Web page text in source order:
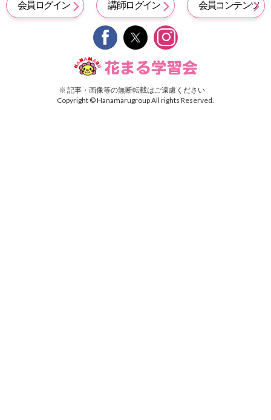
会員ログイン 講師ログイン 会員コンテンツ
 
※ 記事・画像等の無断転載はご遠慮ください
Copyright © Hanamarugroup All rights Reserved.